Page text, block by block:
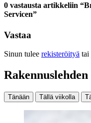
0 vastausta artikkeliin
Servicen”
Vastaa
Sinun tulee rekisteröityä tai
Tänään Tällä viikolla